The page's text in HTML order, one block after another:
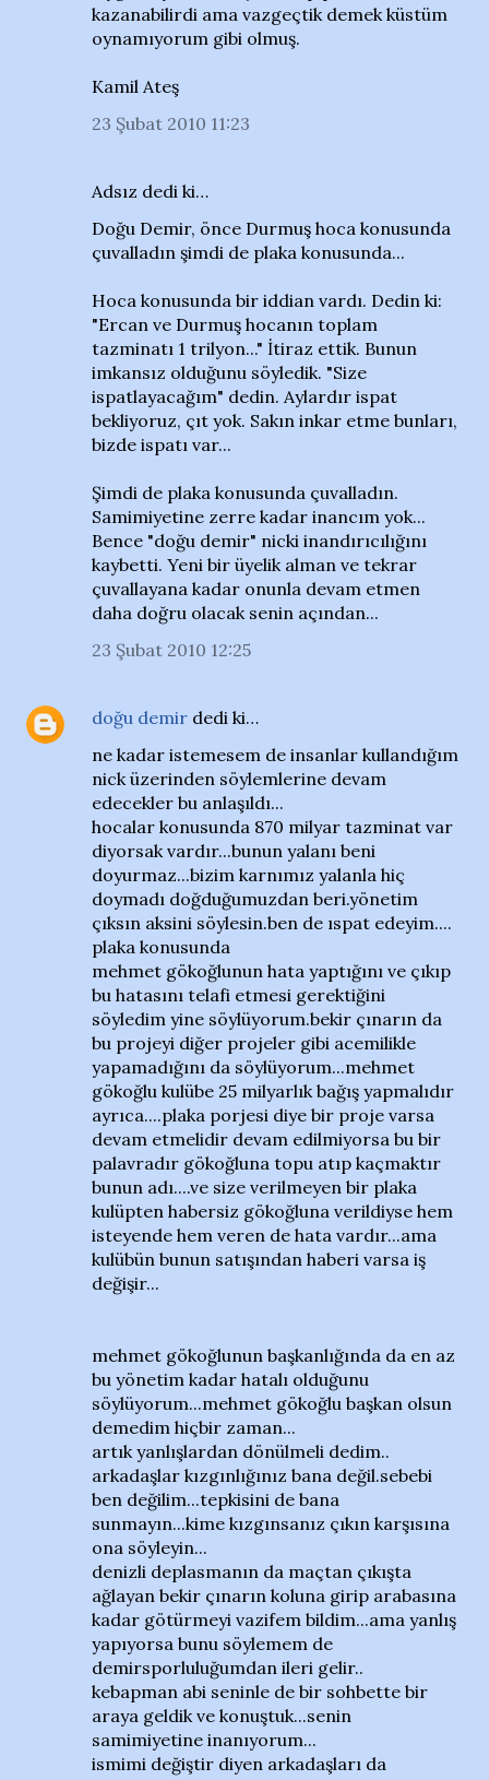
kazanabilirdi ama vazgeçtik demek küstüm
oynamıyorum gibi olmuş.
Kamil Ateş
23 Şubat 2010 11:23
Adsız dedi ki…
Doğu Demir, önce Durmuş hoca konusunda
çuvalladın şimdi de plaka konusunda...
Hoca konusunda bir iddian vardı. Dedin ki:
"Ercan ve Durmuş hocanın toplam
tazminatı 1 trilyon..." İtiraz ettik. Bunun
imkansız olduğunu söyledik. "Size
ispatlayacağım" dedin. Aylardır ispat
bekliyoruz, çıt yok. Sakın inkar etme bunları,
bizde ispatı var...
Şimdi de plaka konusunda çuvalladın.
Samimiyetine zerre kadar inancım yok...
Bence "doğu demir" nicki inandırıcılığını
kaybetti. Yeni bir üyelik alman ve tekrar
çuvallayana kadar onunla devam etmen
daha doğru olacak senin açından...
23 Şubat 2010 12:25
doğu demir dedi ki…
ne kadar istemesem de insanlar kullandığım
nick üzerinden söylemlerine devam
edecekler bu anlaşıldı...
hocalar konusunda 870 milyar tazminat var
diyorsak vardır...bunun yalanı beni
doyurmaz...bizim karnımız yalanla hiç
doymadı doğduğumuzdan beri.yönetim
çıksın aksini söylesin.ben de ıspat edeyim....
plaka konusunda
mehmet gökoğlunun hata yaptığını ve çıkıp
bu hatasını telafi etmesi gerektiğini
söyledim yine söylüyorum.bekir çınarın da
bu projeyi diğer projeler gibi acemilikle
yapamadığını da söylüyorum...mehmet
gökoğlu kulübe 25 milyarlık bağış yapmalıdır
ayrıca....plaka porjesi diye bir proje varsa
devam etmelidir devam edilmiyorsa bu bir
palavradır gökoğluna topu atıp kaçmaktır
bunun adı....ve size verilmeyen bir plaka
kulüpten habersiz gökoğluna verildiyse hem
isteyende hem veren de hata vardır...ama
kulübün bunun satışından haberi varsa iş
değişir...
mehmet gökoğlunun başkanlığında da en az
bu yönetim kadar hatalı olduğunu
söylüyorum...mehmet gökoğlu başkan olsun
demedim hiçbir zaman...
artık yanlışlardan dönülmeli dedim..
arkadaşlar kızgınlığınız bana değil.sebebi
ben değilim...tepkisini de bana
sunmayın...kime kızgınsanız çıkın karşısına
ona söyleyin...
denizli deplasmanın da maçtan çıkışta
ağlayan bekir çınarın koluna girip arabasına
kadar götürmeyi vazifem bildim...ama yanlış
yapıyorsa bunu söylemem de
demirsporluluğumdan ileri gelir..
kebapman abi seninle de bir sohbette bir
araya geldik ve konuştuk...senin
samimiyetine inanıyorum...
ismimi değiştir diyen arkadaşları da